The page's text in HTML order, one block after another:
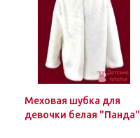
Меховая шубка для
девочки белая "Панда"